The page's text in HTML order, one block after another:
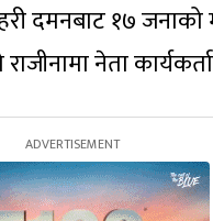
दमनबाट १७
नेता